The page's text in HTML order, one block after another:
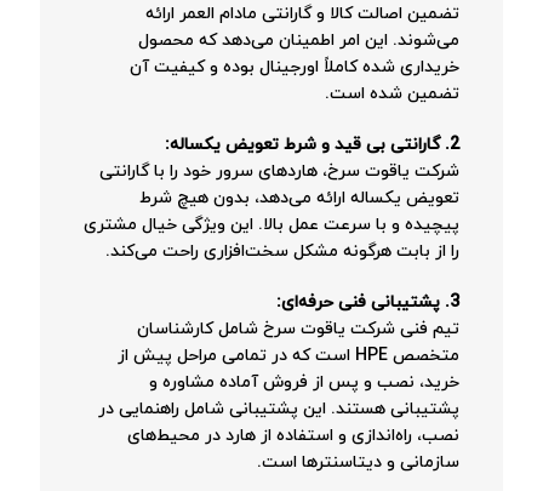
تضمین اصالت کالا و گارانتی مادام العمر ارائه
می‌شوند. این امر اطمینان می‌دهد که محصول
خریداری شده کاملاً اورجینال بوده و کیفیت آن
تضمین شده است.
2. گارانتی بی قید و شرط تعویض یکساله:
شرکت یاقوت سرخ، هاردهای سرور خود را با گارانتی
تعویض یکساله ارائه می‌دهد، بدون هیچ شرط
پیچیده و با سرعت عمل بالا. این ویژگی خیال مشتری
را از بابت هرگونه مشکل سخت‌افزاری راحت می‌کند.
3. پشتیبانی فنی حرفه‌ای:
تیم فنی شرکت یاقوت سرخ شامل کارشناسان
متخصص HPE است که در تمامی مراحل پیش از
خرید، نصب و پس از فروش آماده مشاوره و
پشتیبانی هستند. این پشتیبانی شامل راهنمایی در
نصب، راه‌اندازی و استفاده از هارد در محیط‌های
سازمانی و دیتاسنترها است.